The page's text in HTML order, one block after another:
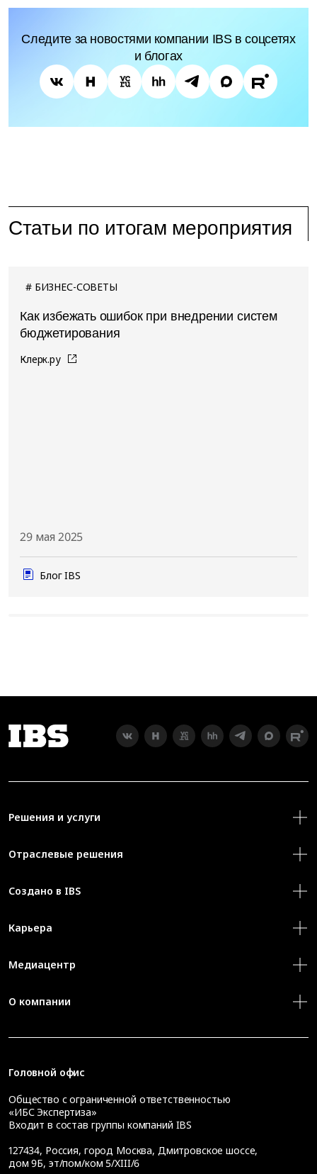
Следите за новостями компании IBS в соцсетях
и блогах
Статьи по итогам мероприятия
БИЗНЕС-СОВЕТЫ
Как избежать ошибок при внедрении систем
бюджетирования
Клерк.ру
29 мая 2025
Блог IBS
Решения и услуги
Отраслевые решения
Создано в IBS
Карьера
Медиацентр
О компании
Головной офис
Общество с ограниченной ответственностью
«ИБС Экспертиза»
Входит в состав группы компаний IBS
127434, Россия, город Москва, Дмитровское шоссе,
дом 9Б, эт/пом/ком 5/XIII/6